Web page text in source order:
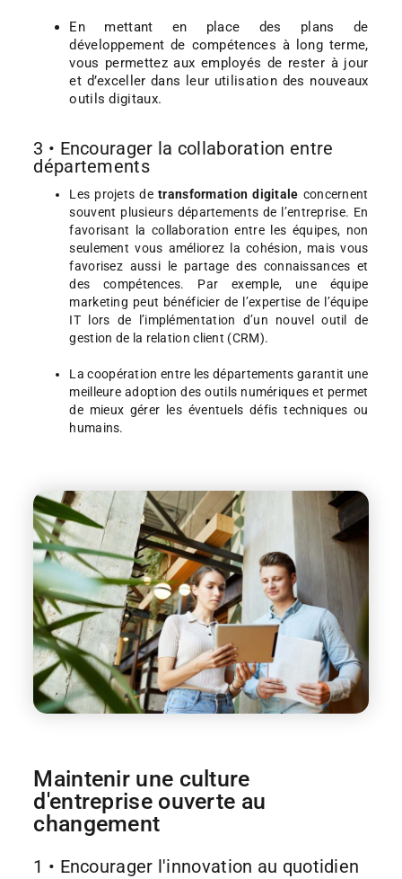
En mettant en place des plans de
développement de compétences à long terme,
vous permettez aux employés de rester à jour
et d’exceller dans leur utilisation des nouveaux
outils digitaux.
3 • Encourager la collaboration entre
départements
Les projets de transformation digitale concernent
souvent plusieurs départements de l’entreprise. En
favorisant la collaboration entre les équipes, non
seulement vous améliorez la cohésion, mais vous
favorisez aussi le partage des connaissances et
des compétences. Par exemple, une équipe
marketing peut bénéficier de l’expertise de l’équipe
IT lors de l’implémentation d’un nouvel outil de
gestion de la relation client (CRM).
La coopération entre les départements garantit une
meilleure adoption des outils numériques et permet
de mieux gérer les éventuels défis techniques ou
humains.
Maintenir une culture
d'entreprise ouverte au
changement
1 • Encourager l'innovation au quotidien